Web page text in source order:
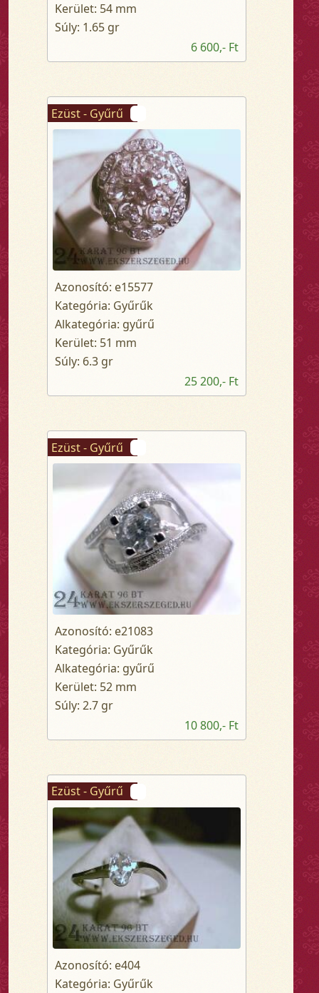
Kerület: 54 mm
Súly: 1.65 gr
6 600,- Ft
Ezüst - Gyűrű
Azonosító: e15577
Kategória: Gyűrűk
Alkategória: gyűrű
Kerület: 51 mm
Súly: 6.3 gr
25 200,- Ft
Ezüst - Gyűrű
Azonosító: e21083
Kategória: Gyűrűk
Alkategória: gyűrű
Kerület: 52 mm
Súly: 2.7 gr
10 800,- Ft
Ezüst - Gyűrű
Azonosító: e404
Kategória: Gyűrűk